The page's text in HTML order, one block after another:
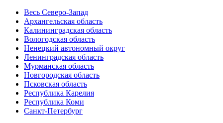
Весь Северо-Запад
Архангельская область
Калининградская область
Вологодская область
Ненецкий автономный округ
Ленинградская область
Мурманская область
Новгородская область
Псковская область
Республика Карелия
Республика Коми
Санкт-Петербург